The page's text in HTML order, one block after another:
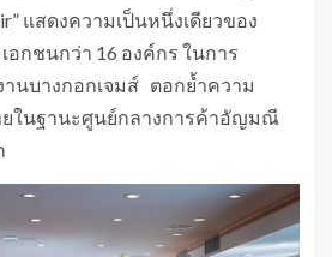
แสดงความเป็นหนึ่งเดียวของ
กชนกว่า 16 องค์กร ในการ
นบางกอกเจมส์ ตอกย้ำความ
ในฐานะศูนย์กลางการค้าอัญมณี